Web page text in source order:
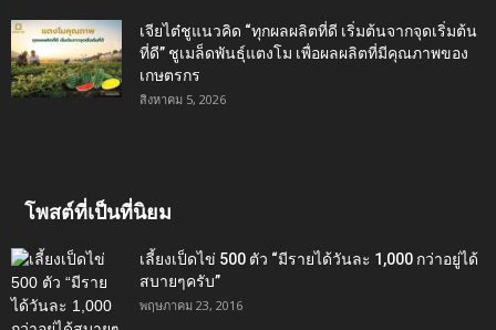
เจียไต๋ชูแนวคิด “ทุกผลผลิตที่ดี เริ่มต้นจากจุดเริ่มต้น
ที่ดี” ชูเมล็ดพันธุ์แตงโม เพื่อผลผลิตที่มีคุณภาพของ
เกษตรกร
สิงหาคม 5, 2026
โพสต์ที่เป็นที่นิยม
เลี้ยงเป็ดไข่ 500 ตัว “มีรายได้วันละ 1,000 กว่าอยู่ได้
สบายๆครับ”
พฤษภาคม 23, 2016